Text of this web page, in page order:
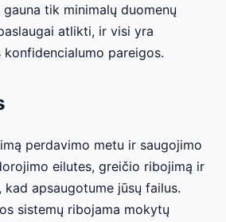
tik minimalų duomenų
atlikti, ir visi yra
pareigos.
perdavimo metu ir saugojimo
eilutes, greičio ribojimą ir
apsaugotume jūsų failus.
sistemų ribojama mokytų